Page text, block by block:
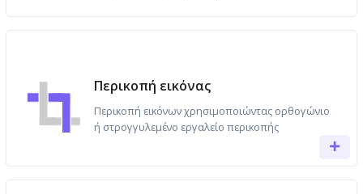
Περικοπή εικόνας
Περικοπή εικόνων χρησιμοποιώντας ορθογώνιο
ή στρογγυλεμένο εργαλείο περικοπής